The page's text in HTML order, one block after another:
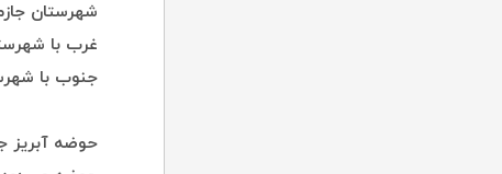
شهرستان
غرب با
جنوب با